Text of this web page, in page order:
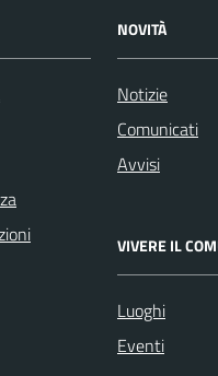
NOVITÀ
Notizie
Comunicati
Avvisi
VIVERE IL
Luoghi
Eventi